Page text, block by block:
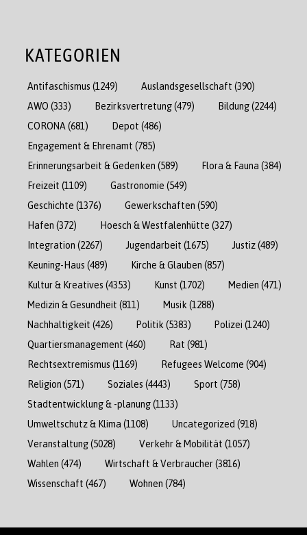
KATEGORIEN
Antifaschismus (1249) Auslandsgesellschaft (390)
AWO (333) Bezirksvertretung(479) Bildung(2244)
CORONA (681) Depot (486)
Engagement & Ehrenamt (785)
Erinnerungsarbeit & Gedenken (589) Flora & Fauna (384)
Freizeit (1109) Gastronomie (549)
Geschichte (1376) Gewerkschaften (590)
Hafen (372) Hoesch & Westfalenhütte (327)
Integration (2267) Jugendarbeit (1675) Justiz(489)
Keuning-Haus (489) Kirche & Glauben (857)
Kultur & Kreatives (4353) Kunst (1702) Medien (471)
Medizin & Gesundheit (811) Musik (1288)
Nachhaltigkeit (426) Politik (5383) Polizei (1240)
Quartiersmanagement (460) Rat (981)
Rechtsextremismus (1169) Refugees Welcome (904)
Religion (571) Soziales (4443) Sport (758)
Stadtentwicklung & -planung(1133)
Umweltschutz & Klima (1108) Uncategorized (918)
Veranstaltung(5028) Verkehr & Mobilität (1057)
Wahlen (474) Wirtschaft & Verbraucher(3816)
Wissenschaft (467) Wohnen (784)